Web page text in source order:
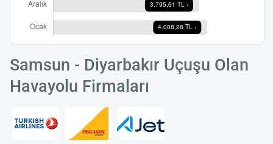
Samsun - Diyarbakır Uçuşu Olan
Havayolu Firmaları